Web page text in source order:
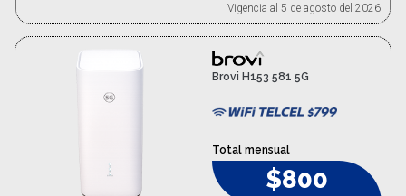
Vigencia al 5 de agosto del 2026
Brovi H153 581 5G
Total mensual
$800